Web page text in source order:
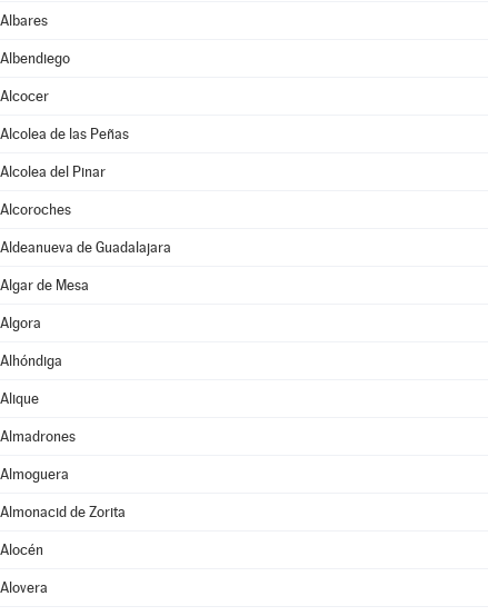
Albares
Albendiego
Alcocer
Alcolea de las Peñas
Alcolea del Pinar
Alcoroches
Aldeanueva de Guadalajara
Algar de Mesa
Algora
Alhóndiga
Alique
Almadrones
Almoguera
Almonacid de Zorita
Alocén
Alovera